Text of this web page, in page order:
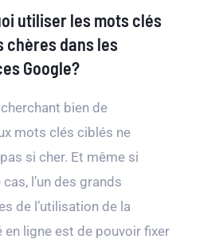
utiliser les mots clés
chères dans les
Google?
bien de
mots clés ciblés ne
si cher. Et même si
cas, l’un des grands
de l’utilisation de la
en ligne est de pouvoir fixer